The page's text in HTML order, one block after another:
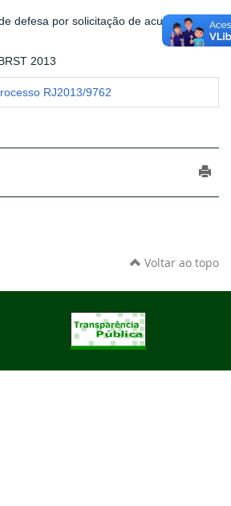
defesa por solicitação de acusado
2013
RJ2013/9762
Voltar ao topo